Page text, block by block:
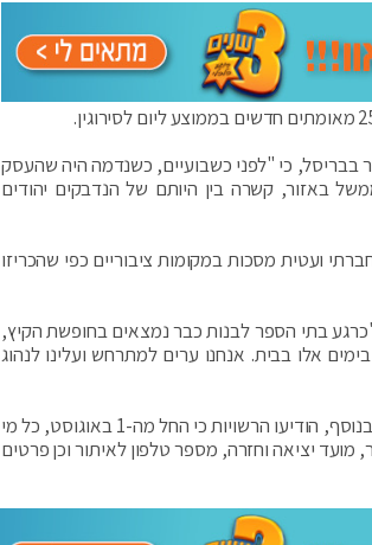
בבריסל, כי "לפני כשבועיים, כשנדמה היה שהעסק
באזור, קשרה בין היותם של הנדבקים יהודים
ועטית מסכות במקומות ציבוריים כפי שהכריזו
"כרגע בתי הספר לבנות כבר נמצאים בחופשת הקיץ,
אלו בבית. אנחנו ערים למתרחש ועלינו לנהוג
יצוין, כי בתי הכנסת בבריסל נותרו פתוחים, אך השהייה בהן מותרת בהתאם לגודלם. בנוסף, הודיעו הרשויות כי החל מה-1 באוגוסט, כל מי
יציאה וחזרה, מספר טלפון לאיתור וכן פרטים